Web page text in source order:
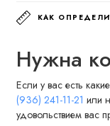
КАК
Нужна
Если у вас есть
(936) 241-11-21 или
удовольствием вас